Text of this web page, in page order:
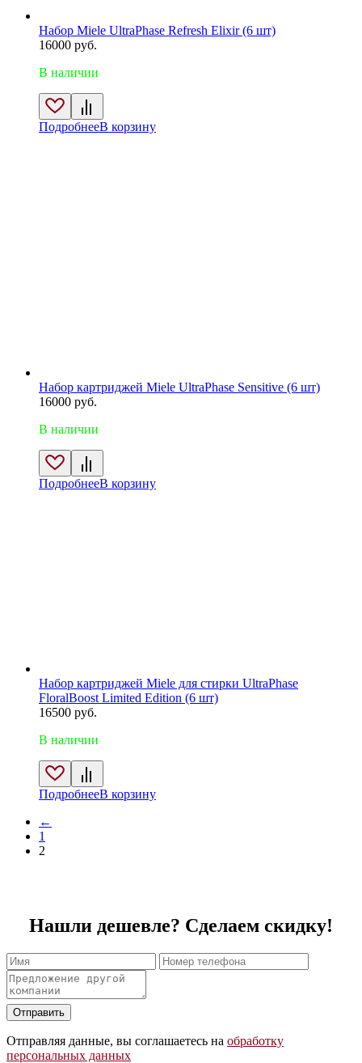
Набор Miele UltraPhase Refresh Elixir (6 шт)
16000 руб.
В наличии
ПодробнееВ корзину
Набор картриджей Miele UltraPhase Sensitive (6 шт)
16000 руб.
В наличии
ПодробнееВ корзину
Набор картриджей Miele для стирки UltraPhase
FloralBoost Limited Edition (6 шт)
16500 руб.
В наличии
ПодробнееВ корзину
←
1
2
Нашли дешевле? Сделаем скидку!
Оставьте
это
поле
пустым.
Отправляя данные, вы соглашаетесь на обработку
персональных данных